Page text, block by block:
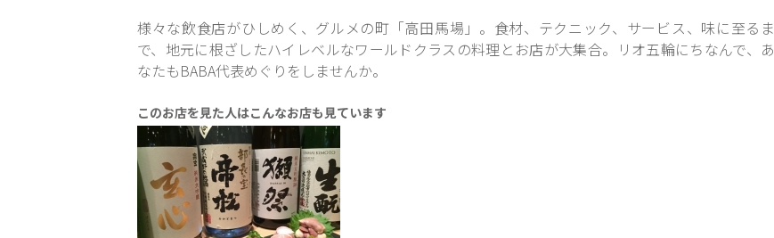
様々な飲食店がひしめく、グルメの町「高田馬場」。食材、テクニック、サービス、味に至るま
で、地元に根ざしたハイレベルなワールドクラスの料理とお店が大集合。リオ五輪にちなんで、あ
なたもBABA代表めぐりをしませんか。
このお店を見た人はこんなお店も見ています